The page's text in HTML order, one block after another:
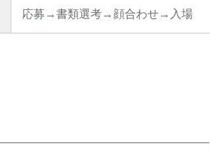
応募→書類選考→顔合わせ→入場